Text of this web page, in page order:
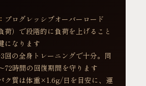
プログレッシブオーバーロード
荷）で段階的に負荷を上げること
になります
回の全身トレーニングで十分。同
72時間の回復期間を守ります
ク質は体重×1.6g/日を目安に、運